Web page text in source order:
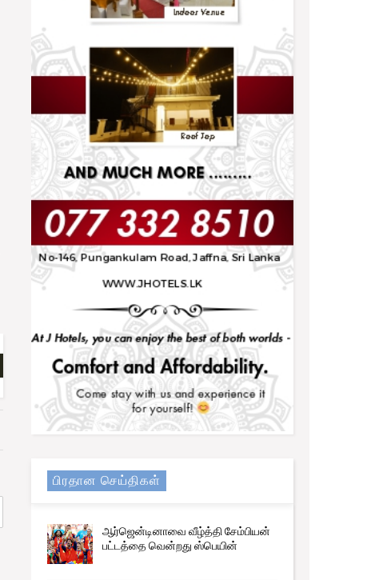
Trending
எரிபொருள் QR குறியீடு பற்றிய அறிவிப்பு
பிரதான செய்திகள்
ஆர்ஜென்டினாவை வீழ்த்தி சேம்பியன்
பட்டத்தை வென்றது ஸ்பெயின்